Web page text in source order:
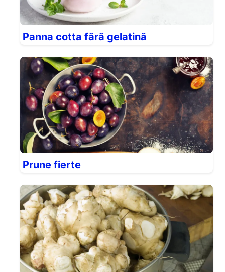
Panna cotta fără gelatină
Prune fierte